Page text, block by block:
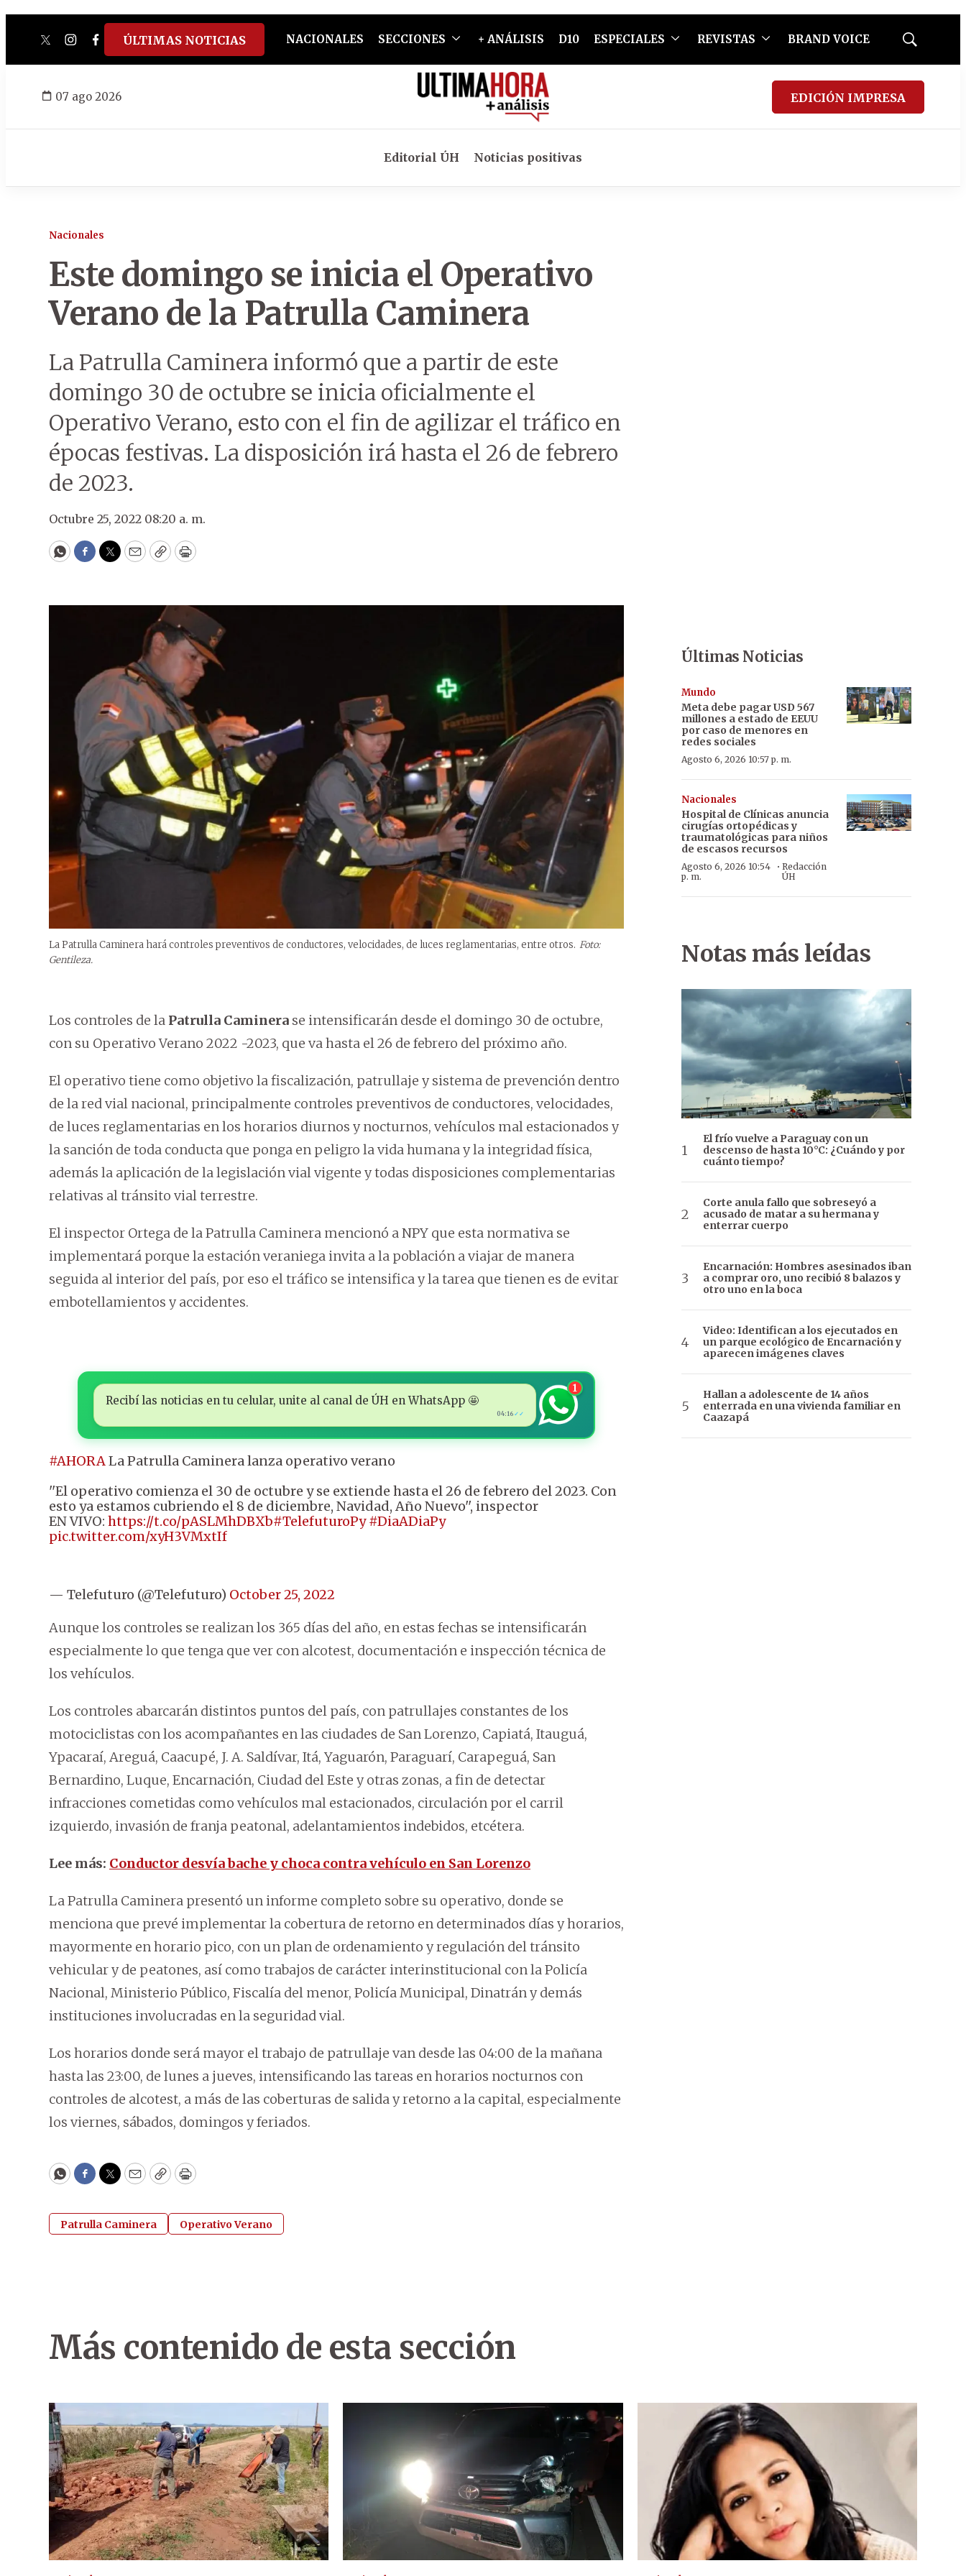
twitterinstagram
facebook
tiktokyoutube
spotify
ÚLTIMAS NOTICIAS NACIONALES SECCIONES + ANÁLISIS D10 ESPECIALES REVISTAS BRAND VOICE
Mostrar
07 ago 2026 EDICIÓN IMPRESA
Editorial ÚH Noticias positivas
Nacionales
Este domingo se inicia el Operativo
Verano de la Patrulla Caminera
La Patrulla Caminera informó que a partir de este
domingo 30 de octubre se inicia oficialmente el
Operativo Verano, esto con el fin de agilizar el tráfico en
épocas festivas. La disposición irá hasta el 26 de febrero
de 2023.
Octubre 25, 2022 08:20 a. m.
WhatsApp
Facebook
Twitter
EmailCopyPrint
La Patrulla Caminera hará controles preventivos de conductores, velocidades, de luces reglamentarias, entre otros. Foto:
Gentileza.
Los controles de la Patrulla Caminera se intensificarán desde el domingo 30 de octubre,
con su Operativo Verano 2022 -2023, que va hasta el 26 de febrero del próximo año.
El operativo tiene como objetivo la fiscalización, patrullaje y sistema de prevención dentro
de la red vial nacional, principalmente controles preventivos de conductores, velocidades,
de luces reglamentarias en los horarios diurnos y nocturnos, vehículos mal estacionados y
la sanción de toda conducta que ponga en peligro la vida humana y la integridad física,
además la aplicación de la legislación vial vigente y todas disposiciones complementarias
relativas al tránsito vial terrestre.
El inspector Ortega de la Patrulla Caminera mencionó a NPY que esta normativa se
implementará porque la estación veraniega invita a la población a viajar de manera
seguida al interior del país, por eso el tráfico se intensifica y la tarea que tienen es de evitar
embotellamientos y accidentes.
Recibí las noticias en tu celular, unite al canal de ÚH en WhatsApp 🤩
04:16 ✓✓
1
#AHORALa Patrulla Caminera lanza operativo verano
''El operativo comienza el 30 de octubre y se extiende hasta el 26 de febrero del 2023. Con
esto ya estamos cubriendo el 8 de diciembre, Navidad, Año Nuevo'', inspector
EN VIVO: https://t.co/pASLMhDBXb#TelefuturoPy #DiaADiaPy
pic.twitter.com/xyH3VMxtIf
— Telefuturo (@Telefuturo) October 25, 2022
Aunque los controles se realizan los 365 días del año, en estas fechas se intensificarán
especialmente lo que tenga que ver con alcotest, documentación e inspección técnica de
los vehículos.
Los controles abarcarán distintos puntos del país, con patrullajes constantes de los
motociclistas con los acompañantes en las ciudades de San Lorenzo, Capiatá, Itauguá,
Ypacaraí, Areguá, Caacupé, J. A. Saldívar, Itá, Yaguarón, Paraguarí, Carapeguá, San
Bernardino, Luque, Encarnación, Ciudad del Este y otras zonas, a fin de detectar
infracciones cometidas como vehículos mal estacionados, circulación por el carril
izquierdo, invasión de franja peatonal, adelantamientos indebidos, etcétera.
Lee más: Conductor desvía bache y choca contra vehículo en San Lorenzo
La Patrulla Caminera presentó un informe completo sobre su operativo, donde se
menciona que prevé implementar la cobertura de retorno en determinados días y horarios,
mayormente en horario pico, con un plan de ordenamiento y regulación del tránsito
vehicular y de peatones, así como trabajos de carácter interinstitucional con la Policía
Nacional, Ministerio Público, Fiscalía del menor, Policía Municipal, Dinatrán y demás
instituciones involucradas en la seguridad vial.
Los horarios donde será mayor el trabajo de patrullaje van desde las 04:00 de la mañana
hasta las 23:00, de lunes a jueves, intensificando las tareas en horarios nocturnos con
controles de alcotest, a más de las coberturas de salida y retorno a la capital, especialmente
los viernes, sábados, domingos y feriados.
WhatsApp
Facebook
Twitter
EmailCopyPrint
Patrulla Caminera Operativo Verano
Últimas Noticias
Mundo
Meta debe pagar USD 567
millones a estado de EEUU
por caso de menores en
redes sociales
Agosto 6, 2026 10:57 p. m.
Nacionales
Hospital de Clínicas anuncia
cirugías ortopédicas y
traumatológicas para niños
de escasos recursos
Agosto 6, 2026 10:54
p. m.
· Redacción
ÚH
Notas más leídas
El frío vuelve a Paraguay con un
descenso de hasta 10°C: ¿Cuándo y por
cuánto tiempo?
Corte anula fallo que sobreseyó a
acusado de matar a su hermana y
enterrar cuerpo
Encarnación: Hombres asesinados iban
a comprar oro, uno recibió 8 balazos y
otro uno en la boca
Video: Identifican a los ejecutados en
un parque ecológico de Encarnación y
aparecen imágenes claves
Hallan a adolescente de 14 años
enterrada en una vivienda familiar en
Caazapá
Más contenido de esta sección